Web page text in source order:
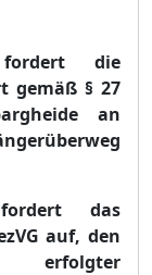
fordert die
gemäß § 27
an
ngerüberweg
das
auf, den
erfolgter